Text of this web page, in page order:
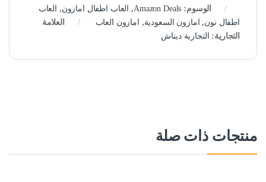
الوسوم: Amazon Deals
, العاب اطفال امازون, العاب
اطفال نون, امازون السعودية, امازون العاب
العلامة
التجارية: التجارية ديناش
منتجات ذات صلة